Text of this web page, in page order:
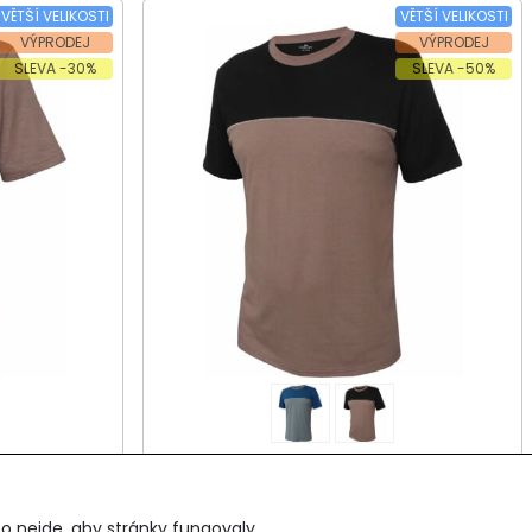
VĚTŠÍ VELIKOSTI
VÝPRODEJ
SLEVA -30%
VĚTŠÍ VELIKOSTI
VÝPRODEJ
SLEVA -50%